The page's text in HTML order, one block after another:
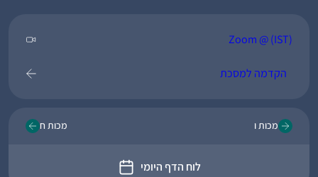
Zoom @ (IST)
הקדמה למסכת
מכות ו
לוח הדף היומי
מכות ח